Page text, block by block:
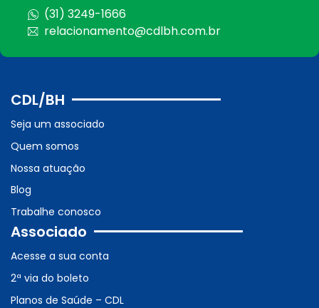
(31) 3249-1666
relacionamento@cdlbh.com.br
CDL/BH
Seja um associado
Quem somos
Nossa atuação
Blog
Trabalhe conosco
Associado
Acesse a sua conta
2ª via do boleto
Planos de Saúde – CDL